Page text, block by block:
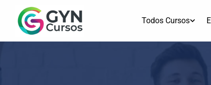
Todos Cursos